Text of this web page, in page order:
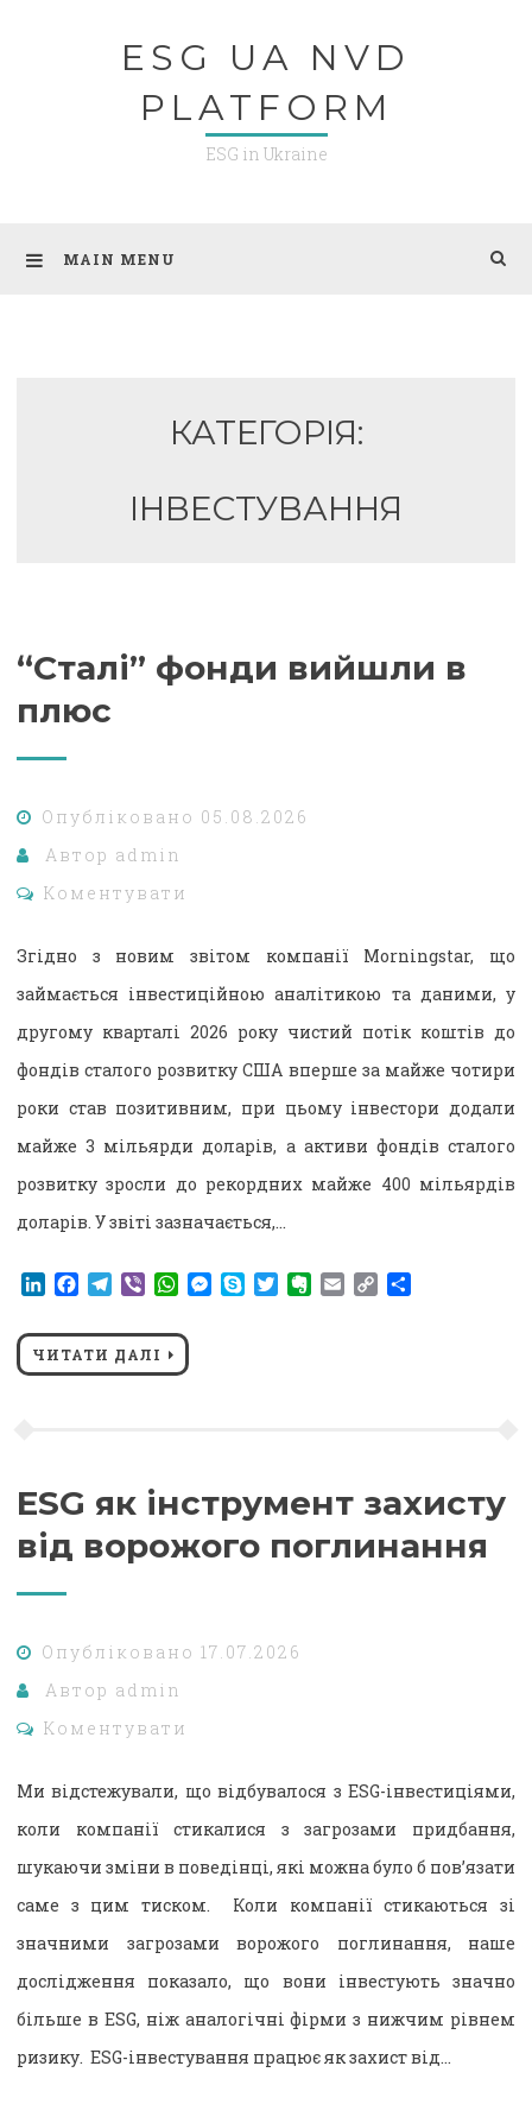
ESG UA NVD
PLATFORM
ESG in Ukraine
MAIN MENU
КАТЕГОРІЯ:
ІНВЕСТУВАННЯ
“Сталі” фонди вийшли в
плюс
Опубліковано 05.08.2026
Автор admin
Коментувати
Згідно з новим звітом компанії Morningstar, що
займається інвестиційною аналітикою та даними, у
другому кварталі 2026 року чистий потік коштів до
фондів сталого розвитку США вперше за майже чотири
роки став позитивним, при цьому інвестори додали
майже 3 мільярди доларів, а активи фондів сталого
розвитку зросли до рекордних майже 400 мільярдів
доларів. У звіті зазначається,…
LinkedIn
Facebook
Telegram
ViberWhatsApp
Messenger
SkypeTwitterEvernote
EmailCopy
ЧИТАТИ ДАЛІ
ESG як інструмент захисту
від ворожого поглинання
Опубліковано 17.07.2026
Автор admin
Коментувати
Ми відстежували, що відбувалося з ESG-інвестиціями,
коли компанії стикалися з загрозами придбання,
шукаючи зміни в поведінці, які можна було б пов’язати
саме з цим тиском. Коли компанії стикаються зі
значними загрозами ворожого поглинання, наше
дослідження показало, що вони інвестують значно
більше в ESG, ніж аналогічні фірми з нижчим рівнем
ризику. ESG-інвестування працює як захист від…